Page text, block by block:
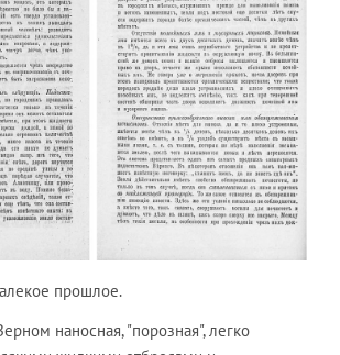
прошлое.
наносная, "порозная", легко